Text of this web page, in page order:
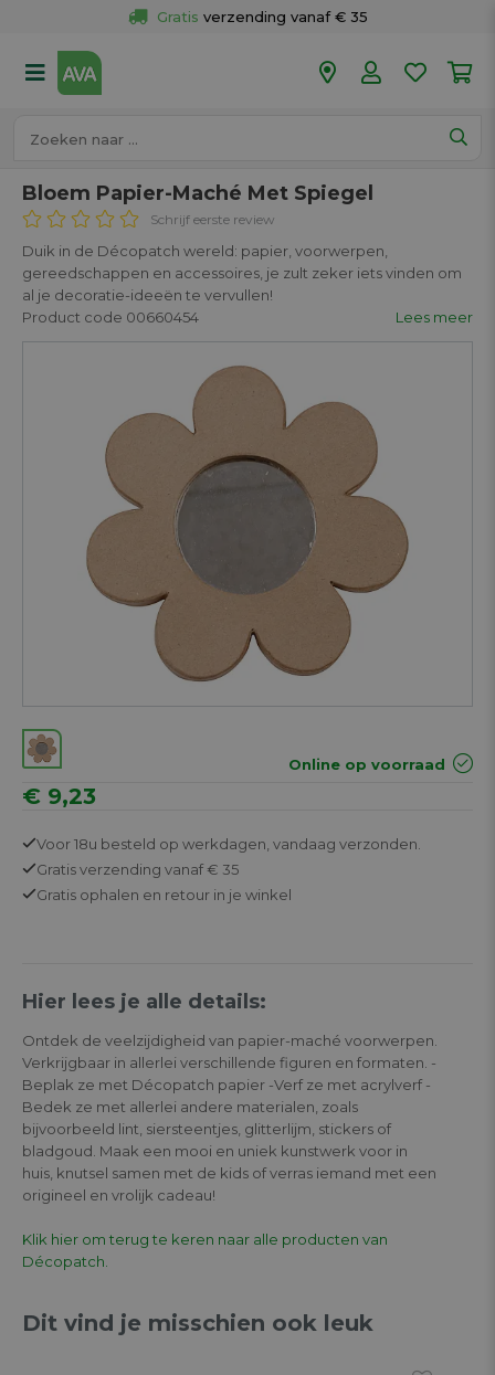
Gratis verzending vanaf € 35
50 winkels
Bloem Papier-Maché Met Spiegel
Schrijf eerste review
Duik in de Décopatch wereld: papier, voorwerpen,
gereedschappen en accessoires, je zult zeker iets vinden om
al je decoratie-ideeën te vervullen!
Product code 00660454
Lees meer
Online op voorraad
€ 9,23
Voor 18u besteld op werkdagen, vandaag verzonden.
Gratisverzending vanaf € 35
Gratis ophalen en retour in je winkel
Hier lees je alle details:
Ontdek de veelzijdigheid van papier-maché voorwerpen.
Verkrijgbaar in allerlei verschillende figuren en formaten. -
Beplak ze met Décopatch papier -Verf ze met acrylverf -
Bedek ze met allerlei andere materialen, zoals
bijvoorbeeld lint, siersteentjes, glitterlijm, stickers of
bladgoud. Maak een mooi en uniek kunstwerk voor in
huis, knutsel samen met de kids of verras iemand met een
origineel en vrolijk cadeau!
Klik hier om terug te keren naar alle producten van
Décopatch.
Dit vind je misschien ook leuk